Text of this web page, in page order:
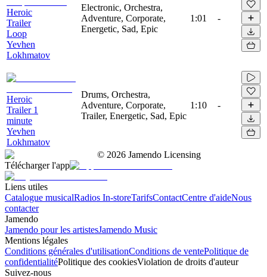
Heroic
Trailer
Loop
Yevhen
Lokhmatov
Electronic, Orchestra,
Adventure, Corporate,
Energetic, Sad, Epic
1:01 -
Heroic
Trailer 1
minute
Yevhen
Lokhmatov
Drums, Orchestra,
Adventure, Corporate,
Trailer, Energetic, Sad, Epic
1:10 -
© 2026 Jamendo Licensing
Télécharger l'app
Liens utiles
Catalogue musicalRadios In-storeTarifsContactCentre d'aideNous
contacter
Jamendo
Jamendo pour les artistesJamendo Music
Mentions légales
Conditions générales d'utilisationConditions de ventePolitique de
confidentialitéPolitique des cookiesViolation de droits d'auteur
Suivez-nous